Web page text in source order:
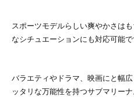
スポーツモデルらしい爽やかさは
なシチュエーションにも対応可能で
バラエティやドラマ、映画にと幅
ッタリな万能性を持つサブマリーナ